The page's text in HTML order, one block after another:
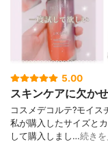
5.00
スキンケアに欠か
コスメデコルテ?モイ
私が購入したサイズと
して購入しまし…続き